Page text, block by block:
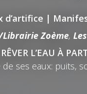
d’artifice |
Librairie Zoème,
L’EAU À
ses eaux: puits,